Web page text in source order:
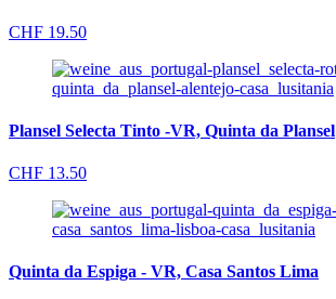
CHF 19.50
Plansel Selecta Tinto -VR, Quinta da Plansel
CHF 13.50
Quinta da Espiga - VR, Casa Santos Lima